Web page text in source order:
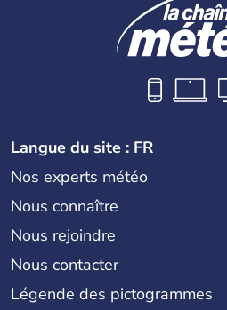
Langue du site : FR
Nos experts météo
Nous connaître
Nous rejoindre
Nous contacter
Légende des pictogrammes